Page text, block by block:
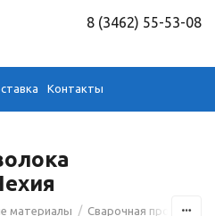
8 (3462) 55-53-08
Контакты
материалы / Сварочная проволока